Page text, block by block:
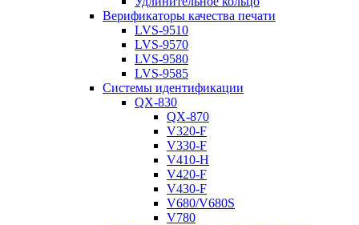
Верификаторы качества печати
LVS-9510
LVS-9570
LVS-9580
LVS-9585
Системы идентификации
QX-830
QX-870
V320-F
V330-F
V410-H
V420-F
V430-F
V680/V680S
V780